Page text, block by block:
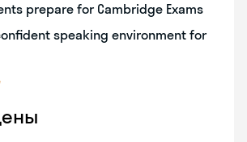
prepare for Cambridge Exams
speaking environment for